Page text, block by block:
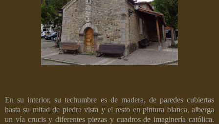
En su interior, su techumbre es de madera, de paredes cubiertas
hasta su mitad de piedra vista y el resto en pintura blanca, alberga
un vía crucis y diferentes piezas y cuadros de imaginería católica.